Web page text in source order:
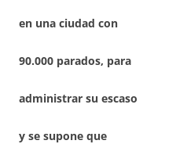
en una ciudad con
90.000 parados, para
administrar su escaso
y se supone que